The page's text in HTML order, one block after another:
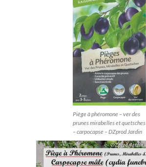
Piège à phéromone – ver des
prunes mirabelles et quetsches
– carpocapse – DZprod Jardin